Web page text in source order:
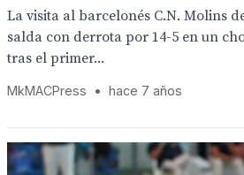
La visita al barcelonés C.N. Molins
salda con derrota por 14-5 en un
tras el primer...
MkMACPress • hace 7 años